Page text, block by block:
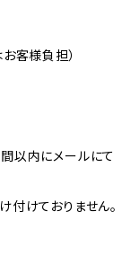
客様負担）
以内にメールにて
付けておりません。